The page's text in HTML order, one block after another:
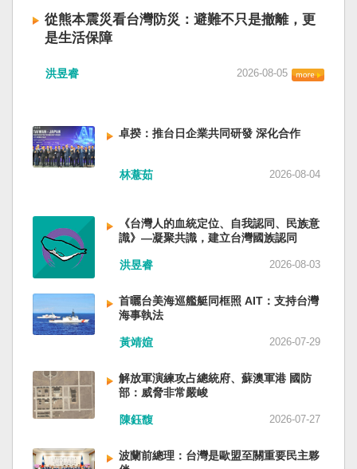
立、原軍委政治工作部主任苗華、前信息支援部
隊政委李偉、前陸軍司令員李橋、前中央軍委裝
前空軍政委郭普校、前東部戰區政委劉青松、前
委鍾紹軍等。 黨政系統部分，前廣西政府主席藍
天立、前內蒙古政府主席王莉霞、前中國證監會
主席易會滿、前內蒙古黨委書記孫紹騁、前浙江
信部部長金壯龍、前中央軍民融合辦常務副主任
雷凡培，都是被不正常免職。 最新的河北黨書記
倪岳峰「另有任用」，應該是與德國之聲與紐約
時報披露張家口對海外人士動態控制平台被登錄
有關。 這些大清洗是反映習近平的穩定還是不
安？ （作者林保華為資深時事評論員）
民黨蔣介石政權只能選擇海南島，國共競鬥的歷
史就會是另一種局面，與台灣無關。台灣沒有中
國問題，中國也沒有台灣問題。台灣與中國也不
四五年八一五台灣獨立了，台灣會成為東亞漢字
語，一如新加坡留下英文，本土原有的福佬話、
客家話、原住民各族語也不會被壓迫。 如果一九
四五年八一五台灣獨立了，台灣早已是聯合國會
員國，也不至於迄今仍以國體不明的身分爭取加
爭。當然也沒有以反共為名、行專政之實的卅八
年戒嚴讓許多政治受難者的母親長期在黑夜哭
泣。 如果一九四五年八一五台灣獨立了，台灣早
已民主化，不必有長期戒嚴體制的壓迫，也沒有
群落留下來的遺民問題。漢字文化圈的國家台灣
會傳承更多日本留下來的風貌，如果吸引中國人
來台也是中國僑民或台灣新住民、新國民，而不
了，台灣早就是一個小而美的民主國家，不必在
國民養成過程的教育被教導成一個虛構的大國，
也不會有見證二二八事件的美國副領事葛超智
萬六千多平方公里的美麗島嶼群落，中央山脈南
北相連，四面海域環抱，是島嶼國度不是大陸國
從熊本震災看台灣防災：避難不只是撤離，更
是生活保障
援速度與災後重建受到關注，避難所管理也成為
樣位於地震頻繁區域的台灣，防災工作不能只關
注災害發生後如何救援，更要思考受災者如何在
避難期間獲得安全且有尊嚴的生活。 台灣多年來
累積不少災害應變經驗，但每當重大災害發生，
者，即使面臨撤離要求，也不願離開自己的家
園，讓第一線執行撤離工作的公務人員承受壓
力。 表面上看，這似乎是防災意識不足；但更深
層的問題是，我們是否建立了一套讓人民願意避
只是住所，更是多年生活累積的情感依靠。離開
熟悉環境，本身就是重大心理挑戰。如果避難場
所只是學校體育館或公共禮堂，提供基本收容功
活便利性，民眾自然可能對撤離有所抗拒。 因
此，現代防災不能只是「把人帶離危險區域」，
而要建立讓人民相信「離開家後仍能受到妥善照
障礙者等需求，包括降溫設備、電力備援、醫療
支援與基本生活品質。 在重大災害應變中，台灣
洪昱睿 2026-08-05
卓揆：推台日企業共同研發 深化合作
林薏茹 2026-08-04
《台灣人的血統定位、自我認同、民族意
識》—凝聚共識，建立台灣國族認同
洪昱睿 2026-08-03
首曬台美海巡艦艇同框照 AIT：支持台灣
海事執法
黃靖媗 2026-07-29
解放軍演練攻占總統府、蘇澳軍港 國防
部：威脅非常嚴峻
陳鈺馥 2026-07-27
波蘭前總理：台灣是歐盟至關重要民主夥